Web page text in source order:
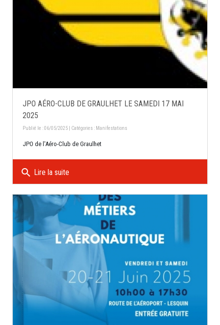
JPO AÉRO-CLUB DE GRAULHET LE SAMEDI 17 MAI
2025
Publié le : 06/05/2025 | Catégories : Manifestations
JPO de l'Aéro-Club de Graulhet
search Lire la suite